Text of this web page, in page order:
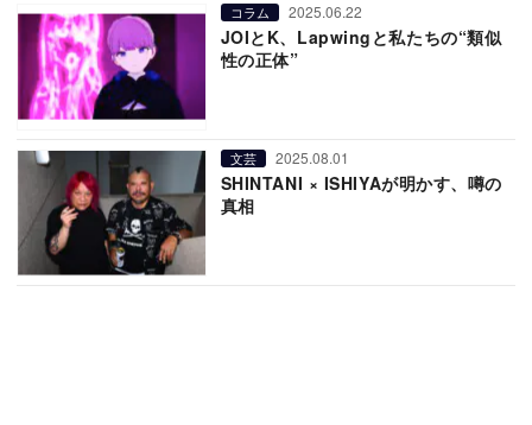
コラム 2025.06.22
JOIとK、Lapwingと私たちの“類似
性の正体”
文芸 2025.08.01
SHINTANI × ISHIYAが明かす、噂の
真相